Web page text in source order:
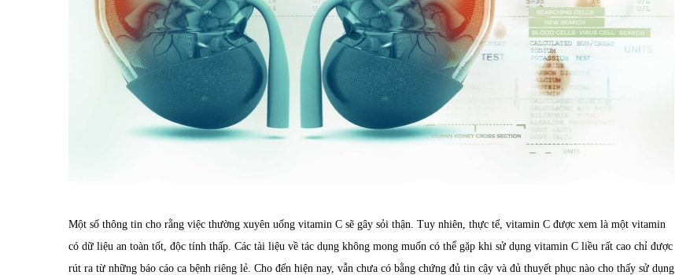
Một số thông tin cho rằng việc thường xuyên uống vitamin C sẽ gây sỏi thận. Tuy nhiên, thực tế, vitamin C được xem là một vitamin
có dữ liệu an toàn tốt, độc tính thấp. Các tài liệu về tác dụng không mong muốn có thể gặp khi sử dụng vitamin C liều rất cao chỉ được
rút ra từ những báo cáo ca bệnh riêng lẻ. Cho đến hiện nay, vẫn chưa có bằng chứng đủ tin cậy và đủ thuyết phục nào cho thấy sử dụng